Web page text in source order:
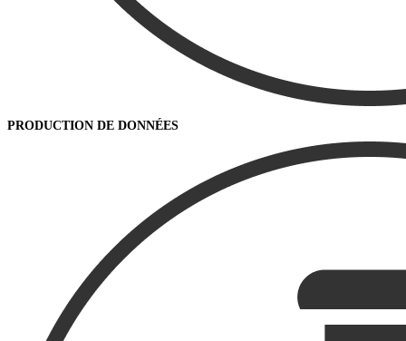
PRODUCTION DE DONNÉES